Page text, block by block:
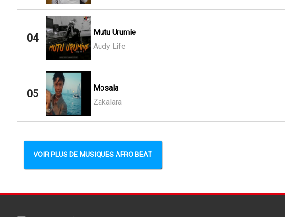
04
Mutu Urumie
Audy Life
05
Mosala
Zakalara
VOIR PLUS DE MUSIQUES AFRO BEAT